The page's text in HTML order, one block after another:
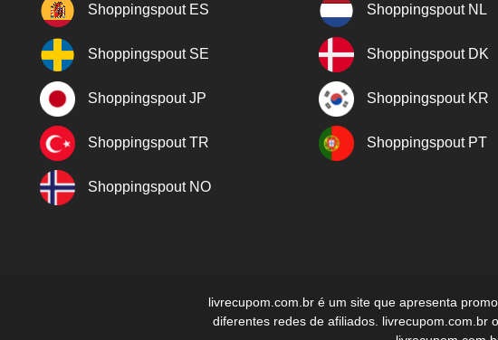
Shoppingspout ES Shoppingspout NL
Shoppingspout SE Shoppingspout DK
Shoppingspout JP Shoppingspout KR
Shoppingspout TR Shoppingspout PT
Shoppingspout NO
livrecupom.com.br é um site que apresenta
diferentes redes de afiliados. livrecupom.com.br